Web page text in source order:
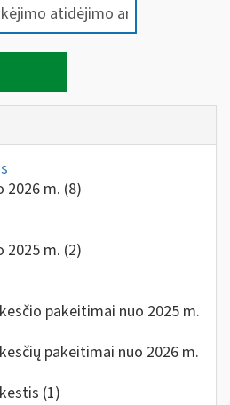
2026 m. (8)
2025 m. (2)
pakeitimai nuo 2025 m.
pakeitimai nuo 2026 m.
(1)